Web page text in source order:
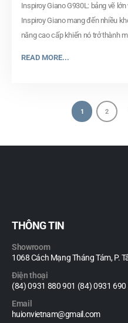
Inspiroy Giano G930L: bảng vẽ
Inspiroy Giano mang đến nhiều
năng cao cấp khiến nó trở thành
READ MORE...
1 2
THÔNG TIN
Showroom
1068 Cách Mạng Tháng Tám, P.
Điện thoại
(84) 0931 880 901 (84) 0931 690
Email
huionvietnam@gmail.com